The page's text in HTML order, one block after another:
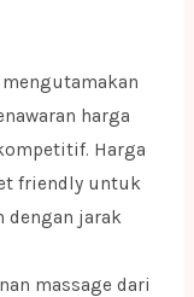
harga
Harga
friendly untuk
dengan jarak
massage dari